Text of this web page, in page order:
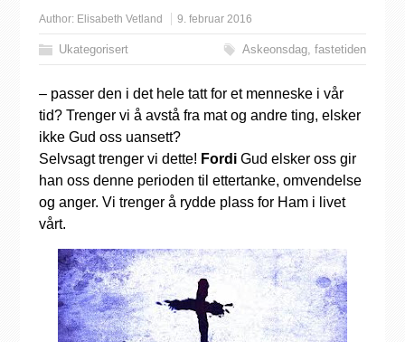
Author: Elisabeth Vetland 9. februar 2016
Ukategorisert Askeonsdag ,fastetiden
– passer den i det hele tatt for et menneske i vår
tid? Trenger vi å avstå fra mat og andre ting, elsker
ikke Gud oss uansett?
Selvsagt trenger vi dette! Fordi Gud elsker oss gir
han oss denne perioden til ettertanke, omvendelse
og anger. Vi trenger å rydde plass for Ham i livet
vårt.